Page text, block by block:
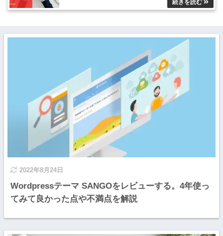
2022年8月24日
Wordpressテーマ SANGOをレビューする。4年使っ
てみて良かった点や不満点を解説